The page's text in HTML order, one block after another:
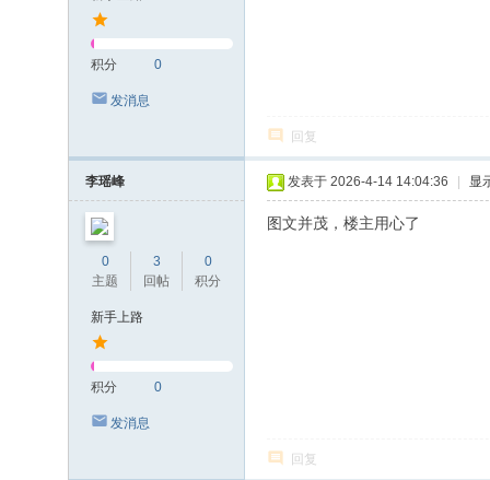
积分 0
发消息
回复
李瑶峰
0
主题
3
回帖
0
积分
新手上路
积分 0
发消息
发表于 2026-4-14 14:04:36 显
图文并茂，楼主用心了
回复